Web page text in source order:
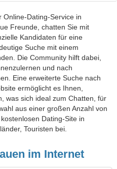
Online-Dating-Service in
Freunde, chatten Sie mit
Kandidaten für eine
Suche mit einem
Die Community hilft dabei,
und nach
Eine erweiterte Suche nach
ermöglicht es Ihnen,
was sich ideal zum Chatten, für
aus einer großen Anzahl von
Dating-Site in
Touristen bei.
im Internet